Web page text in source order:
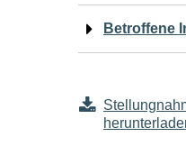
fürBetroffene